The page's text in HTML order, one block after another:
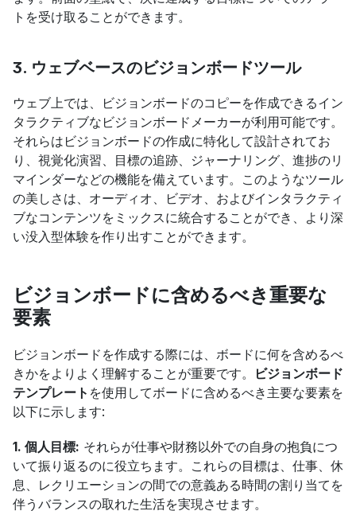
トを受け取ることができます。
3. ウェブベースのビジョンボードツール
ウェブ上では、ビジョンボードのコピーを作成できるイン
タラクティブなビジョンボードメーカーが利用可能です。
それらはビジョンボードの作成に特化して設計されてお
り、視覚化演習、目標の追跡、ジャーナリング、進捗のリ
マインダーなどの機能を備えています。このようなツール
の美しさは、オーディオ、ビデオ、およびインタラクティ
ブなコンテンツをミックスに統合することができ、より深
い没入型体験を作り出すことができます。
ビジョンボードに含めるべき重要な
要素
ビジョンボードを作成する際には、ボードに何を含めるべ
きかをよりよく理解することが重要です。
ビジョンボード
テンプレート を使用してボードに含めるべき主要な要素を
以下に示します:
1. 個人目標: それらが仕事や財務以外での自身の抱負につ
いて振り返るのに役立ちます。これらの目標は、仕事、休
息、レクリエーションの間での意義ある時間の割り当てを
伴うバランスの取れた生活を実現させます。